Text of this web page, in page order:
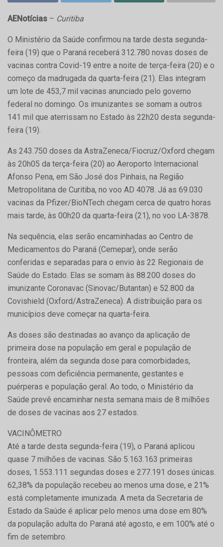
AENotícias – Curitiba
O Ministério da Saúde confirmou na tarde desta segunda-
feira (19) que o Paraná receberá 312.780 novas doses de
vacinas contra Covid-19 entre a noite de terça-feira (20) e o
começo da madrugada da quarta-feira (21). Elas integram
um lote de 453,7 mil vacinas anunciado pelo governo
federal no domingo. Os imunizantes se somam a outros
141 mil que aterrissam no Estado às 22h20 desta segunda-
feira (19).
As 243.750 doses da AstraZeneca/Fiocruz/Oxford chegam
às 20h05 da terça-feira (20) ao Aeroporto Internacional
Afonso Pena, em São José dos Pinhais, na Região
Metropolitana de Curitiba, no voo AD 4078. Já as 69.030
vacinas da Pfizer/BioNTech chegam cerca de quatro horas
mais tarde, às 00h20 da quarta-feira (21), no voo LA-3878.
Na sequência, elas serão encaminhadas ao Centro de
Medicamentos do Paraná (Cemepar), onde serão
conferidas e separadas para o envio às 22 Regionais de
Saúde do Estado. Elas se somam às 88.200 doses do
imunizante Coronavac (Sinovac/Butantan) e 52.800 da
Covishield (Oxford/AstraZeneca). A distribuição para os
municípios deve começar na quarta-feira.
As doses são destinadas ao avanço da aplicação de
primeira dose na população em geral e população de
fronteira, além da segunda dose para comorbidades,
pessoas com deficiência permanente, gestantes e
puérperas e população geral. Ao todo, o Ministério da
Saúde prevê encaminhar nesta semana mais de 8 milhões
de doses de vacinas aos 27 estados.
VACINÔMETRO
Até a tarde desta segunda-feira (19), o Paraná aplicou
quase 7 milhões de vacinas. São 5.163.163 primeiras
doses, 1.553.111 segundas doses e 277.191 doses únicas.
62,38% da população recebeu ao menos uma dose, e 21%
está completamente imunizada. A meta da Secretaria de
Estado da Saúde é aplicar pelo menos uma dose em 80%
da população adulta do Paraná até agosto, e em 100% até o
fim de setembro.